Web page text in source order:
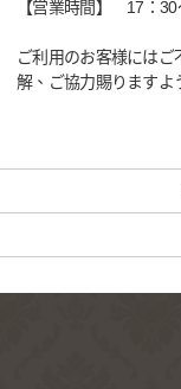
【営業時間】 17：30
ご利用のお客様には
解、ご協力賜りますよ